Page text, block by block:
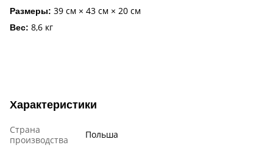
Размеры: 39 см × 43 см × 20 см
Вес: 8,6 кг
Характеристики
Страна
производства
Польша